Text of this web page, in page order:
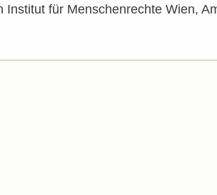
für Menschenrechte Wien,